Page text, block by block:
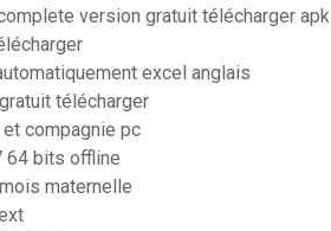
version gratuit télécharger apk
excel anglais
télécharger
compagnie pc
64 bits offline
maternelle